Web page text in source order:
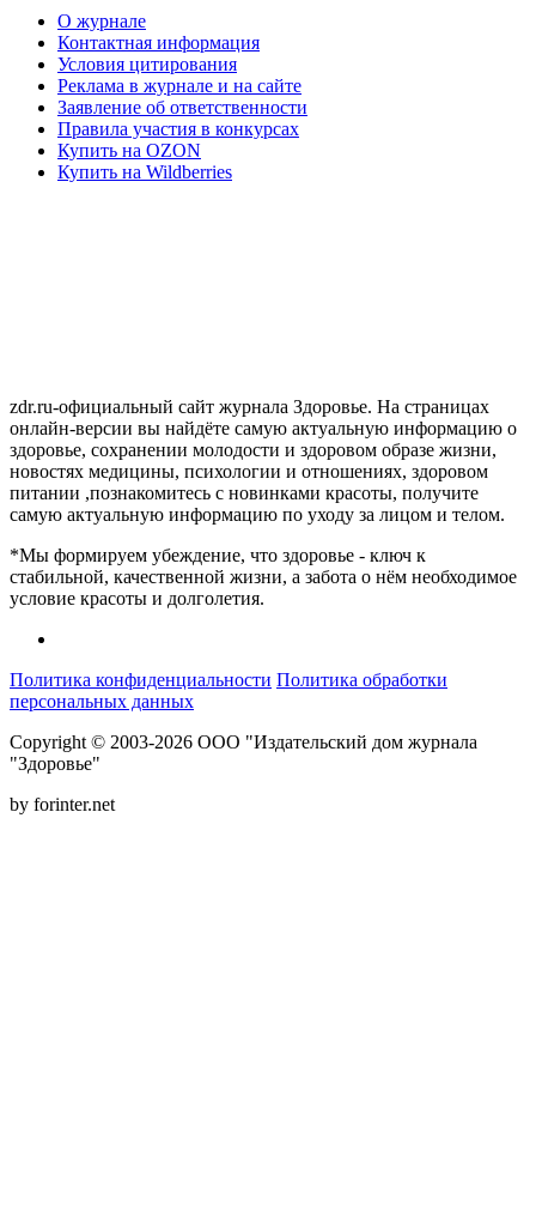
О журнале
Контактная информация
Условия цитирования
Реклама в журнале и на сайте
Заявление об ответственности
Правила участия в конкурсах
Купить на OZON
Купить на Wildberries
zdr.ru-официальный сайт журнала Здоровье. На страницах
онлайн-версии вы найдёте самую актуальную информацию о
здоровье, сохранении молодости и здоровом образе жизни,
новостях медицины, психологии и отношениях, здоровом
питании ,познакомитесь с новинками красоты, получите
самую актуальную информацию по уходу за лицом и телом.
*Мы формируем убеждение, что здоровье - ключ к
стабильной, качественной жизни, а забота о нём необходимое
условие красоты и долголетия.
Политика конфиденциальности Политика обработки
персональных данных
Copyright © 2003-2026 ООО "Издательский дом журнала
"Здоровье"
by forinter.net